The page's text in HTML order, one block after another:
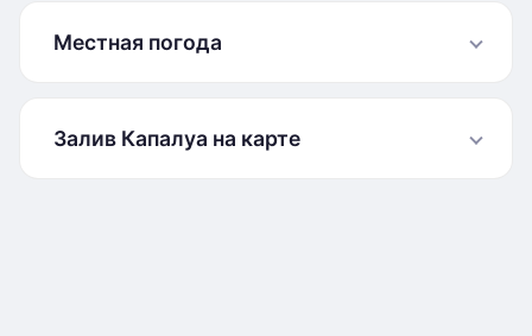
Местная погода
Залив Капалуа на карте